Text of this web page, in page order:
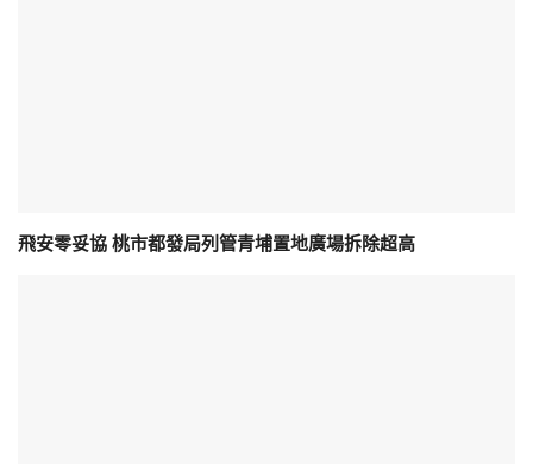
飛安零妥協 桃市都發局列管青埔置地廣場拆除超高